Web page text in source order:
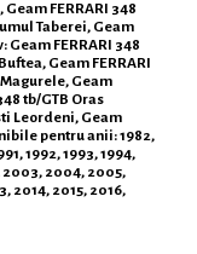
FERRARI 348
Taberei, Geam
FERRARI 348
Geam FERRARI
Magurele, Geam
tb/GTB Oras
Leordeni, Geam
pentru anii: 1982,
1992, 1993, 1994,
2003, 2004, 2005,
2014, 2015, 2016,